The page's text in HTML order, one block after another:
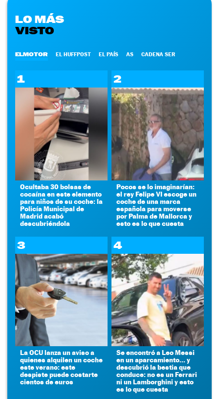
LO MÁS
VISTO
ELMOTOR EL HUFFPOST EL PAÍS AS CADENA SER
1
Ocultaba 30 bolsas de
cocaína en este elemento
para niños de su coche: la
Policía Municipal de
Madrid acabó
descubriéndola
2
Pocos se lo imaginarían:
el rey Felipe VI escoge un
coche de una marca
española para moverse
por Palma de Mallorca y
esto es lo que cuesta
3
La OCU lanza un aviso a
quienes alquilen un coche
este verano: este
despiste puede costarte
cientos de euros
4
Se encontró a Leo Messi
en un aparcamiento... y
descubrió la bestia que
conduce: no es un Ferrari
ni un Lamborghini y esto
es lo que cuesta